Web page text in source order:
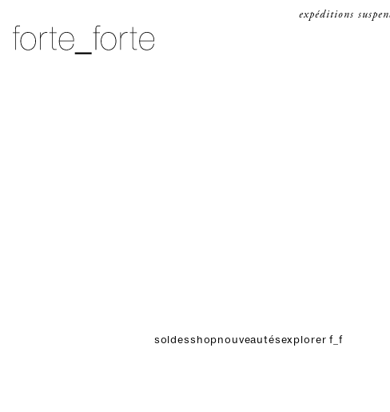
expéditions
forte_forte
soldesshopnouveautésexplorer f_f